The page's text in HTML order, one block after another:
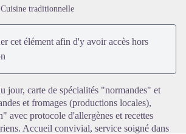
Voir l'image en plein écran
Cuisine traditionnelle
cet élément afin d'y avoir accès hors
jour, carte de spécialités "normandes" et
et fromages (productions locales),
avec protocole d'allergènes et recettes
Accueil convivial, service soigné dans